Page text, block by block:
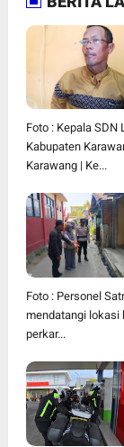
Foto : Kepala SDN
Kabupaten
Karawang | Ke...
Foto : Personel
mendatangi lokasi
perkar...